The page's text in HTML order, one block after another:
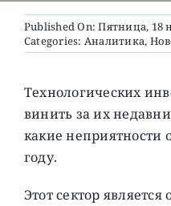
О ПРОЕКТЕ
Published On: Пятница, 18
Categories: Аналитика,
Технологических
винить за их
какие неприятности
году.
Этот сектор